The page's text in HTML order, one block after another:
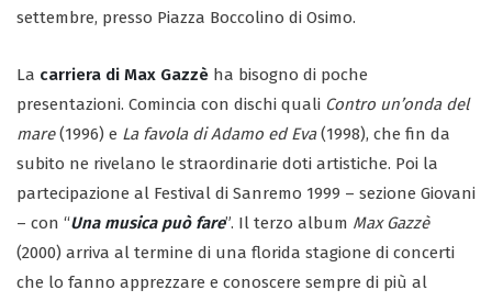
settembre, presso Piazza Boccolino di Osimo.
La carriera di Max Gazzè ha bisogno di poche
presentazioni. Comincia con dischi quali Contro un’onda del
mare(1996) e La favola di Adamo ed Eva(1998), che fin da
subito ne rivelano le straordinarie doti artistiche. Poi la
partecipazione al Festival di Sanremo 1999 – sezione Giovani
– con “Una musica può fare”. Il terzo album Max Gazzè
(2000) arriva al termine di una florida stagione di concerti
che lo fanno apprezzare e conoscere sempre di più al